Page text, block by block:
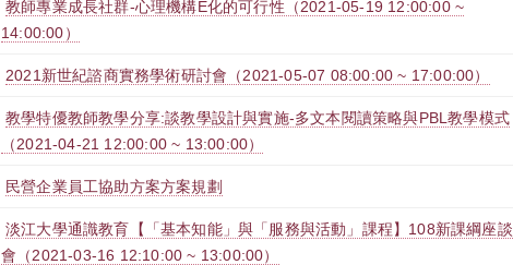
教師專業成長社群-心理機構E化的可行性（2021-05-19 12:00:00 ~
14:00:00）
2021新世紀諮商實務學術研討會（2021-05-07 08:00:00 ~ 17:00:00）
教學特優教師教學分享:談教學設計與實施-多文本閱讀策略與PBL教學模式
（2021-04-21 12:00:00 ~ 13:00:00）
民營企業員工協助方案方案規劃
淡江大學通識教育【「基本知能」與「服務與活動」課程】108新課綱座談
會（2021-03-16 12:10:00 ~ 13:00:00）